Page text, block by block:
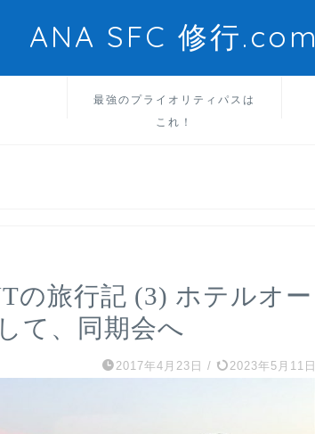
ANA SFC 修行.com
最強のプライオリティパスは
これ！
の旅行記 (3) ホテルオー
て、同期会へ
2017年4月23日 / 2023年5月11日